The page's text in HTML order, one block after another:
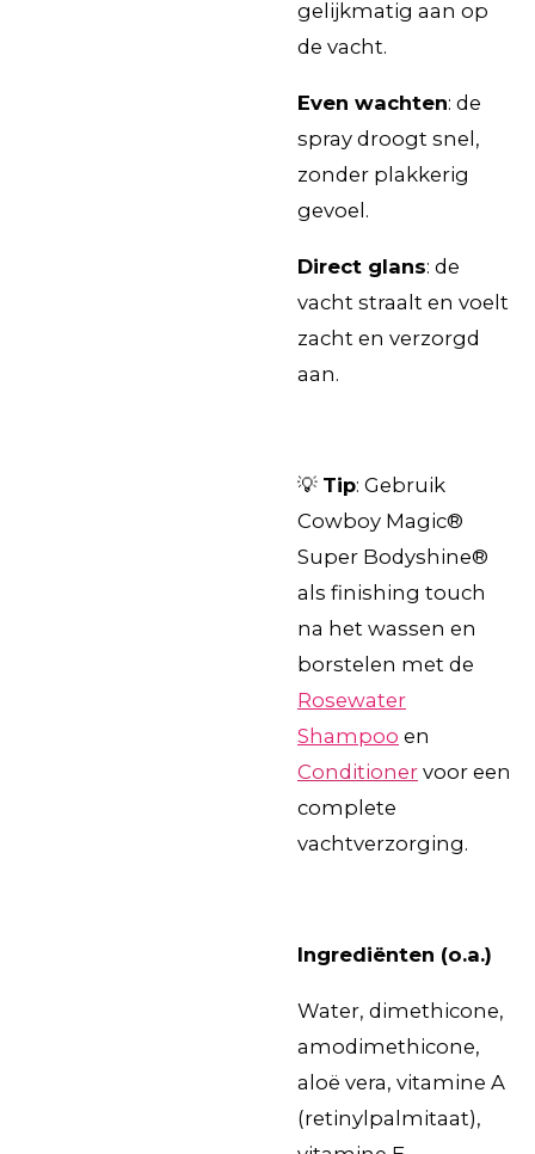
gelijkmatig aan op
de vacht.
Even wachten: de
spray droogt snel,
zonder plakkerig
gevoel.
Direct glans: de
vacht straalt en voelt
zacht en verzorgd
aan.
💡 Tip: Gebruik
Cowboy Magic®
Super Bodyshine®
als finishing touch
na het wassen en
borstelen met de
Rosewater
Shampoo en
Conditioner voor een
complete
vachtverzorging.
Ingrediënten (o.a.)
Water, dimethicone,
amodimethicone,
aloë vera, vitamine A
(retinylpalmitaat),